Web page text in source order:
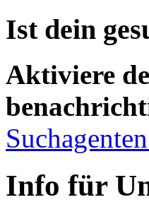
Ist dein
Aktiviere
Info für